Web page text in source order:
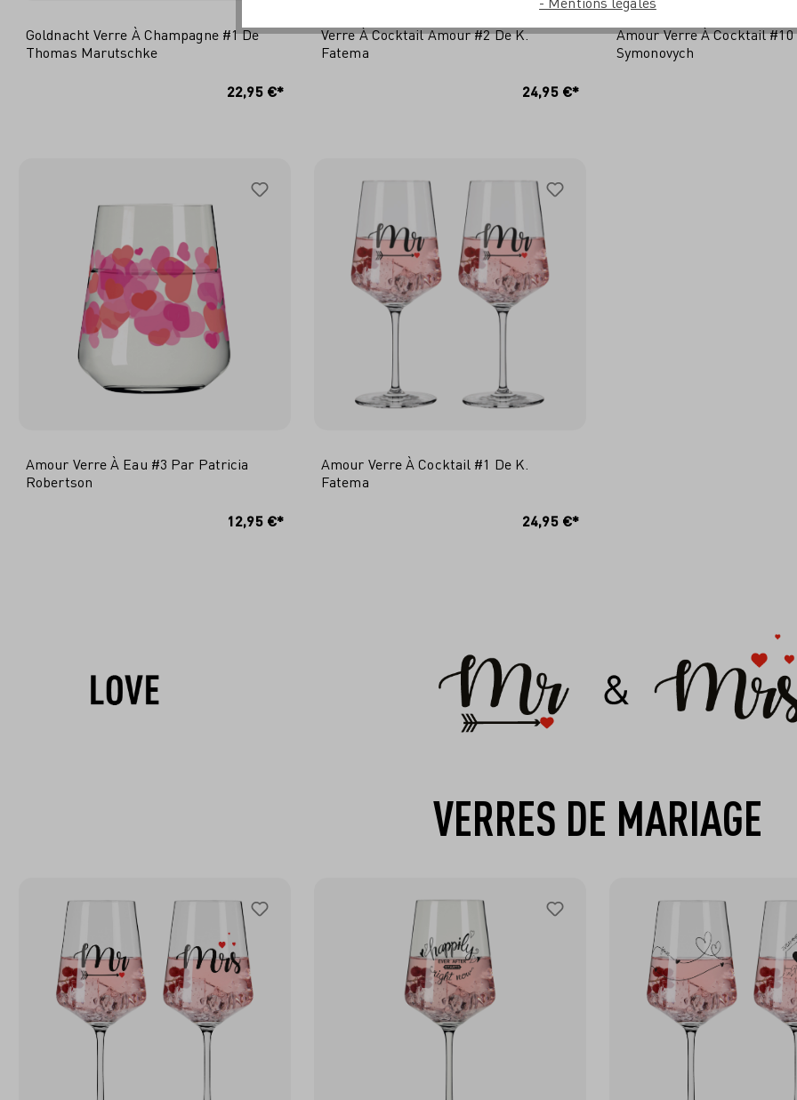
Goldnacht Verre À Champagne #1 De
Thomas Marutschke
22,95 €*
Verre À Cocktail Amour #2 De K.
Fatema
24,95 €*
Amour Verre À Cocktail
Symonovych
Amour Verre À Eau #3 Par Patricia
Robertson
12,95 €*
Amour Verre À Cocktail #1 De K.
Fatema
24,95 €*
VERRES DE MARIAGE